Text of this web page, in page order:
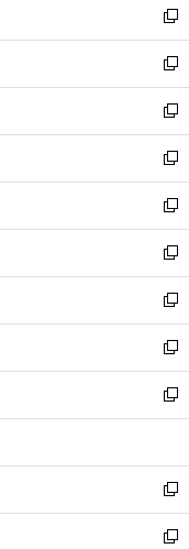
く
ィ
ン
ド
ウ
で
開
く
い
ウ
ィ
ン
ド
ウ
で
開
く
新
し
い
ウ
ィ
ン
ド
ウ
で
開
く
新
し
い
ウ
ィ
ン
ド
ウ
で
開
く
新
し
い
ウ
ィ
ン
ド
ウ
で
開
く
新
し
い
ウ
ィ
ン
ド
ウ
で
開
く
新
し
い
ウ
ィ
ン
ド
ウ
で
開
新
し
い
ウ
ィ
ン
ド
ウ
開
く
新
し
い
ウ
ィ
ン
ウ
で
開
く
新
し
い
ウ
ン
ド
ウ
で
新
し
ウ
ィ
ン
ド
新
し
い
新